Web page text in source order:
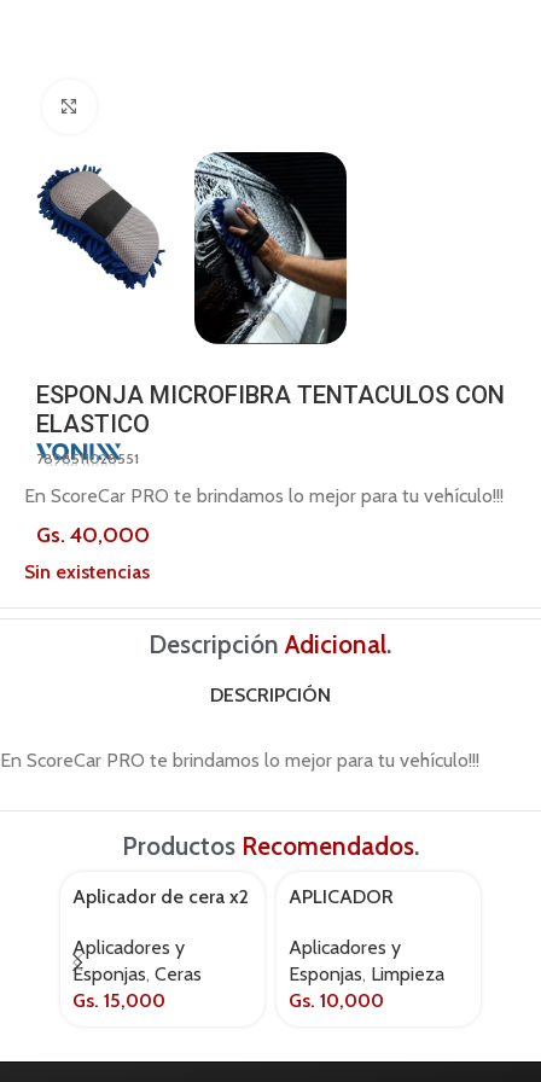
ESPONJA MICROFIBRA TENTACULOS CON
ELASTICO
7898511028551
En ScoreCar PRO te brindamos lo mejor para tu vehículo!!!
Gs. 40,000
Sin existencias
DescripciónAdicional.
DESCRIPCIÓN
En ScoreCar PRO te brindamos lo mejor para tu vehículo!!!
Productos Recomendados.
Aplicador de cera x2
Aplicadores y
Esponjas, Ceras
Gs. 15,000
AGOTADO
APLICADOR
GENERICO
Aplicadores y
Esponjas, Limpieza
Gs. 10,000